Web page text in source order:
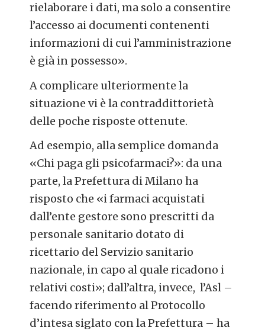
rielaborare i dati, ma solo a consentire
l’accesso ai documenti contenenti
informazioni di cui l’amministrazione
è già in possesso».
A complicare ulteriormente la
situazione vi è la contraddittorietà
delle poche risposte ottenute.
Ad esempio, alla semplice domanda
«Chi paga gli psicofarmaci?»: da una
parte, la Prefettura di Milano ha
risposto che «i farmaci acquistati
dall’ente gestore sono prescritti da
personale sanitario dotato di
ricettario del Servizio sanitario
nazionale, in capo al quale ricadono i
relativi costi»; dall’altra, invece, l’Asl –
facendo riferimento al Protocollo
d’intesa siglato con la Prefettura – ha